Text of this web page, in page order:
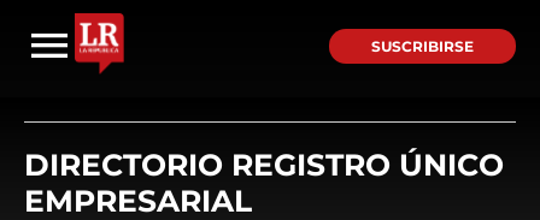
SUSCRIBIRSE
DIRECTORIO REGISTRO ÚNICO
EMPRESARIAL